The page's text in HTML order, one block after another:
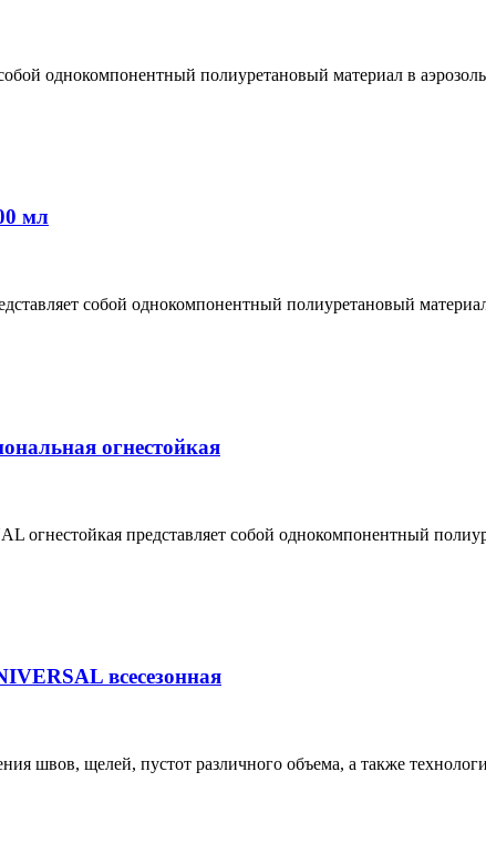
однокомпонентный полиуретановый материал в
мл
собой однокомпонентный полиуретановый
огнестойкая
представляет собой однокомпонентный
всесезонная
швов, щелей, пустот различного объема, а также